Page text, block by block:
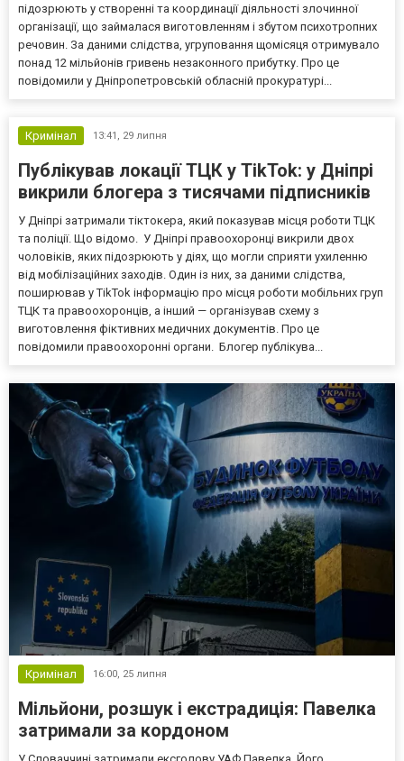
підозрюють у створенні та координації діяльності злочинної
організації, що займалася виготовленням і збутом психотропних
речовин. За даними слідства, угруповання щомісяця отримувало
понад 12 мільйонів гривень незаконного прибутку. Про це
повідомили у Дніпропетровській обласній прокуратурі...
Кримінал 13:41, 29 липня
Публікував локації ТЦК у TikTok: у Дніпрі
викрили блогера з тисячами підписників
У Дніпрі затримали тіктокера, який показував місця роботи ТЦК
та поліції. Що відомо. У Дніпрі правоохоронці викрили двох
чоловіків, яких підозрюють у діях, що могли сприяти ухиленню
від мобілізаційних заходів. Один із них, за даними слідства,
поширював у TikTok інформацію про місця роботи мобільних груп
ТЦК та правоохоронців, а інший — організував схему з
виготовлення фіктивних медичних документів. Про це
повідомили правоохоронні органи. Блогер публікува...
Кримінал 16:00, 25 липня
Мільйони, розшук і екстрадиція: Павелка
затримали за кордоном